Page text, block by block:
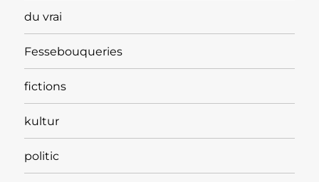
du vrai
Fessebouqueries
fictions
kultur
politic